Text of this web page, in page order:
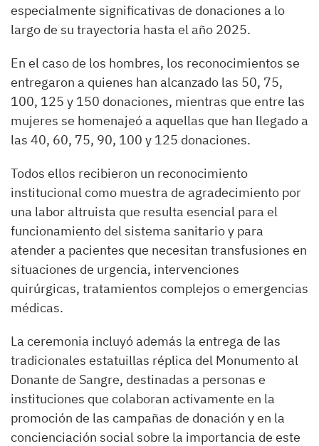
especialmente significativas de donaciones a lo
largo de su trayectoria hasta el año 2025.
En el caso de los hombres, los reconocimientos se
entregaron a quienes han alcanzado las 50, 75,
100, 125 y 150 donaciones, mientras que entre las
mujeres se homenajeó a aquellas que han llegado a
las 40, 60, 75, 90, 100 y 125 donaciones.
Todos ellos recibieron un reconocimiento
institucional como muestra de agradecimiento por
una labor altruista que resulta esencial para el
funcionamiento del sistema sanitario y para
atender a pacientes que necesitan transfusiones en
situaciones de urgencia, intervenciones
quirúrgicas, tratamientos complejos o emergencias
médicas.
La ceremonia incluyó además la entrega de las
tradicionales estatuillas réplica del Monumento al
Donante de Sangre, destinadas a personas e
instituciones que colaboran activamente en la
promoción de las campañas de donación y en la
concienciación social sobre la importancia de este